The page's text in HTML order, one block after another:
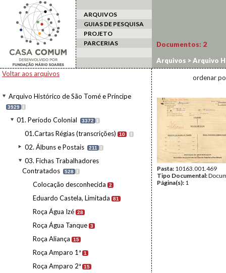
ARQUIVOS
GUIAS DE PESQUISA
PROJETO
PARCERIAS
Voltar aos arquivos
Arquivo Histórico de São Tomé e Príncipe
3929 I
01. Período Colonial 3372 I
01.Cartas Régias (transcrições) 10 I
02. Álbuns e Postais 211 I
03. Fichas Trabalhadores
Contratados
528 I
Colocação desconhecida 2
Eduardo Castela, Limitada 81
Roça Água Izé 28
Roça Água Tanque 3
Roça Aliança 15
Roça Amparo 1ª 1
Roça Amparo 2ª 15
Documentos: 2
Arquivos >Arquivo
Contratados>Roça
ordenar
Pasta: 10163.001.469
Tipo Documental:
Página(s): 1